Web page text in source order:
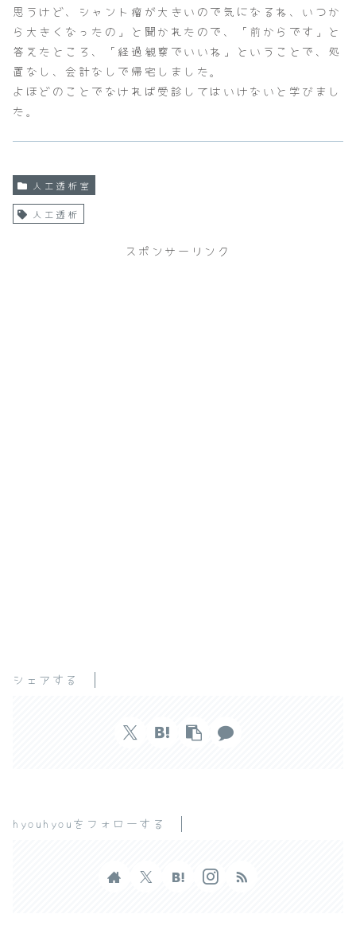
思うけど、シャント瘤が大きいので気になるね、いつか
ら大きくなったの」と聞かれたので、「前からです」と
答えたところ、「経過観察でいいね」ということで、処
置なし、会計なしで帰宅しました。
よほどのことでなければ受診してはいけないと学びまし
た。
人工透析室
人工透析
スポンサーリンク
シェアする
hyouhyouをフォローする